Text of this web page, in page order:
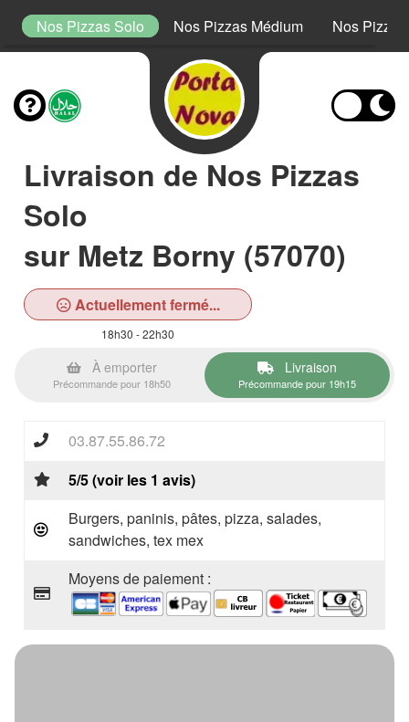
Nos Pizzas Solo Nos Pizzas Médium Nos
Livraison de Nos Pizzas
Solo
sur Metz Borny (57070)
Actuellement fermé...
18h30 - 22h30
À emporter
Précommande pour 18h50
Livraison
Précommande pour 19h15
03.87.55.86.72
5/5 (voir les 1 avis)
Burgers, paninis, pâtes, pizza, salades,
sandwiches, tex mex
Moyens de paiement :